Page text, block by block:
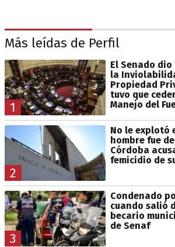
Más leídas de Perfil
1
El Senado
la
Propiedad
tuvo que
Manejo del
2
No le explotó
hombre fue
Córdoba
femicidio de
3
Condenado
cuando salió
becario
de Senaf